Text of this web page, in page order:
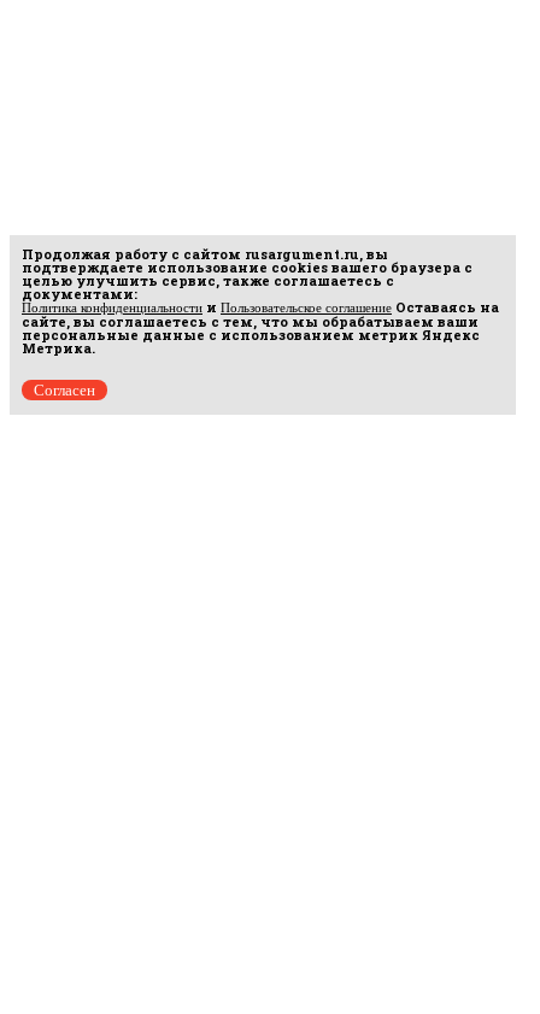
Продолжая работу с сайтом rusargument.ru, вы
подтверждаете использование cookies вашего браузера с
целью улучшить сервис, также соглашаетесь с
документами:
Политика конфиденциальности и Пользовательское соглашение Оставаясь на
сайте, вы соглашаетесь с тем, что мы обрабатываем ваши
персональные данные с использованием метрик Яндекс
Метрика.
Согласен